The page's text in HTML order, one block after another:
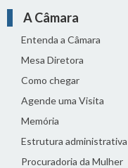
A Câmara
Entenda a Câmara
Mesa Diretora
Como chegar
Agende uma Visita
Memória
Estrutura administrativa
Procuradoria da Mulher